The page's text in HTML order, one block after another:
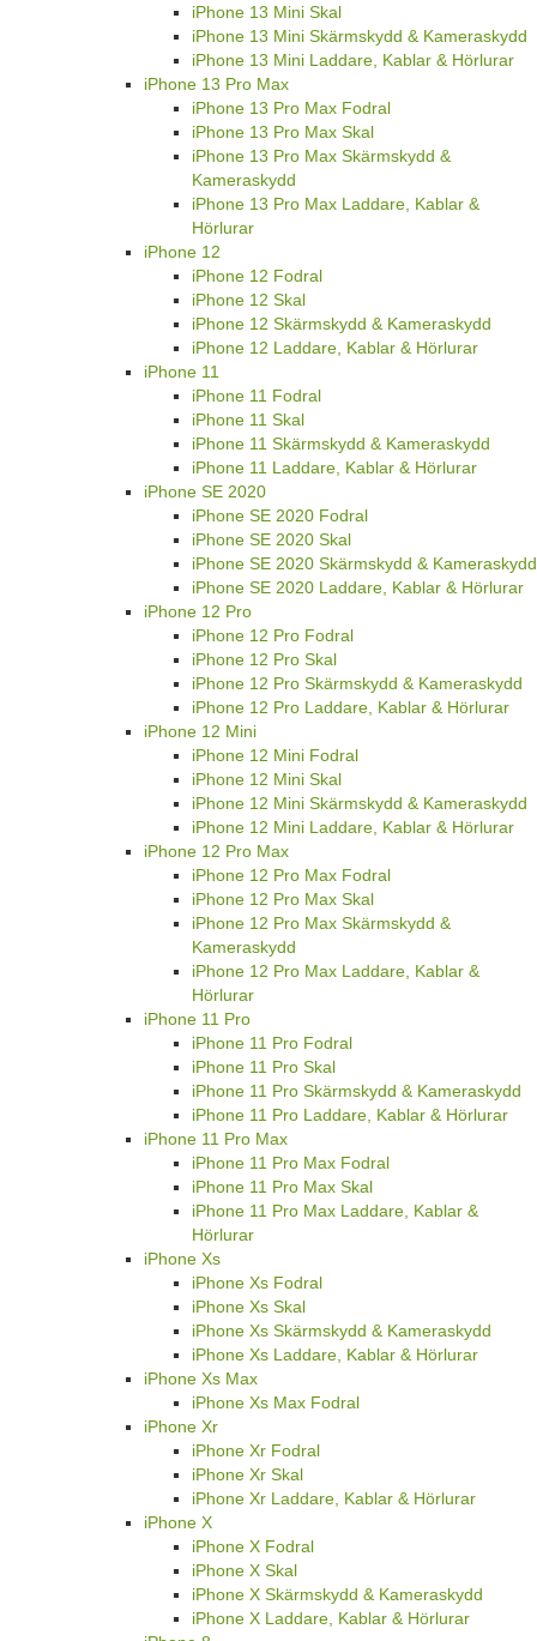
iPhone 13 Mini Skal
iPhone 13 Mini Skärmskydd & Kameraskydd
iPhone 13 Mini Laddare, Kablar & Hörlurar
iPhone 13 Pro Max
iPhone 13 Pro Max Fodral
iPhone 13 Pro Max Skal
iPhone 13 Pro Max Skärmskydd &
Kameraskydd
iPhone 13 Pro Max Laddare, Kablar &
Hörlurar
iPhone 12
iPhone 12 Fodral
iPhone 12 Skal
iPhone 12 Skärmskydd & Kameraskydd
iPhone 12 Laddare, Kablar & Hörlurar
iPhone 11
iPhone 11 Fodral
iPhone 11 Skal
iPhone 11 Skärmskydd & Kameraskydd
iPhone 11 Laddare, Kablar & Hörlurar
iPhone SE 2020
iPhone SE 2020 Fodral
iPhone SE 2020 Skal
iPhone SE 2020 Skärmskydd & Kameraskydd
iPhone SE 2020 Laddare, Kablar & Hörlurar
iPhone 12 Pro
iPhone 12 Pro Fodral
iPhone 12 Pro Skal
iPhone 12 Pro Skärmskydd & Kameraskydd
iPhone 12 Pro Laddare, Kablar & Hörlurar
iPhone 12 Mini
iPhone 12 Mini Fodral
iPhone 12 Mini Skal
iPhone 12 Mini Skärmskydd & Kameraskydd
iPhone 12 Mini Laddare, Kablar & Hörlurar
iPhone 12 Pro Max
iPhone 12 Pro Max Fodral
iPhone 12 Pro Max Skal
iPhone 12 Pro Max Skärmskydd &
Kameraskydd
iPhone 12 Pro Max Laddare, Kablar &
Hörlurar
iPhone 11 Pro
iPhone 11 Pro Fodral
iPhone 11 Pro Skal
iPhone 11 Pro Skärmskydd & Kameraskydd
iPhone 11 Pro Laddare, Kablar & Hörlurar
iPhone 11 Pro Max
iPhone 11 Pro Max Fodral
iPhone 11 Pro Max Skal
iPhone 11 Pro Max Laddare, Kablar &
Hörlurar
iPhone Xs
iPhone Xs Fodral
iPhone Xs Skal
iPhone Xs Skärmskydd & Kameraskydd
iPhone Xs Laddare, Kablar & Hörlurar
iPhone Xs Max
iPhone Xs Max Fodral
iPhone Xr
iPhone Xr Fodral
iPhone Xr Skal
iPhone Xr Laddare, Kablar & Hörlurar
iPhone X
iPhone X Fodral
iPhone X Skal
iPhone X Skärmskydd & Kameraskydd
iPhone X Laddare, Kablar & Hörlurar